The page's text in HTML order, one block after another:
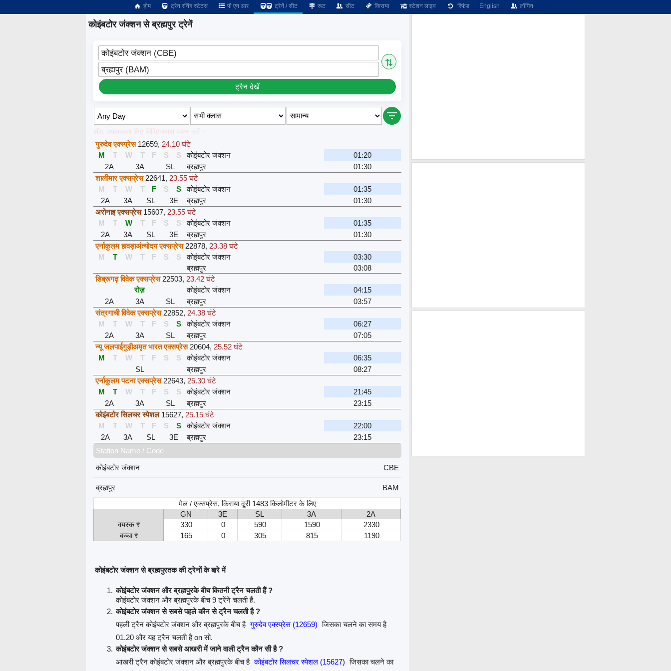
होम ट्रेन रनिंग स्टेटस पी एन आर ट्रेनें / सीट रूट सीट किराया स्टेशन लाइव रिफंड English लॉगिन
कोइंबटोर जंक्शन से ब्रह्मपुर ट्रेनें
कोइंबटोर जंक्शन (CBE)
⇅
ब्रह्मपुर (BAM)
ट्रैन देखें
सीट उपलब्धता लिए तिथि/क्लास चयन करें ↑
गुरुदेव एक्स्प्रेस 12659, 24.10 घंटे
M
T W T F S S कोइंबटोर जंक्शन
01:20
2A
3A SL ब्रह्मपुर
01:30
शालीमार एक्सप्रेस 22641, 23.55 घंटे
M
T W T F S S कोइंबटोर जंक्शन
01:35
2A
3A SL 3E ब्रह्मपुर
01:30
अरोनाइ एक्सप्रेस 15607, 23.55 घंटे
M
T W T F S S कोइंबटोर जंक्शन
01:35
2A
3A SL 3E ब्रह्मपुर
01:30
एर्नाकुलम हावड़ाअंत्योदय एक्सप्रेस 22878, 23.38 घंटे
M
T W T F S S कोइंबटोर जंक्शन
03:30
ब्रह्मपुर
03:08
डिब्रूगढ़ विवेक एक्सप्रेस 22503, 23.42 घंटे
रोज़
कोइंबटोर जंक्शन
04:15
2A
3A SL ब्रह्मपुर
03:57
संत्रगाची विवेक एक्सप्रेस 22852, 24.38 घंटे
M
T W T F S S कोइंबटोर जंक्शन
06:27
2A
3A SL ब्रह्मपुर
07:05
न्यू जलपाईगुड़ीअमृत भारत एक्सप्रेस 20604, 25.52 घंटे
M
T W T F S S कोइंबटोर जंक्शन
06:35
SL
ब्रह्मपुर
08:27
एर्नाकुलम पटना एक्सप्रेस 22643, 25.30 घंटे
M
T W T F S S कोइंबटोर जंक्शन
21:45
2A
3A SL ब्रह्मपुर
23:15
कोइंबटोर सिलचर स्पेशल 15627, 25.15 घंटे
M
T W T F S S कोइंबटोर जंक्शन
22:00
2A
3A SL 3E ब्रह्मपुर
23:15
Station Name / Code
कोइंबटोर जंक्शन
CBE
ब्रह्मपुर
BAM
मेल / एक्सप्रेस, किराया दूरी 1483 किलोमीटर के लिए
GN
3E SL 3A
2A
वयस्क ₹
330 0 590 1590
2330
बच्चा ₹
165 0 305 815 1190
कोइंबटोर जंक्शन से ब्रह्मपुरतक की ट्रेनों के बारे में
कोइंबटोर जंक्शन और ब्रह्मपुरके बीच कितनी ट्रैन चलती हैं ?
कोइंबटोर जंक्शन और ब्रह्मपुरके बीच 9 ट्रेंने चलती हैं.
कोइंबटोर जंक्शन से सबसे पहले कौन से ट्रैन चलती है ?
पहली ट्रैन कोइंबटोर जंक्शन और ब्रह्मपुरके बीच है गुरुदेव एक्स्प्रेस (12659) जिसका चलने का समय है
01.20 और यह ट्रैन चलती है on सो.
कोइंबटोर जंक्शन से सबसे आखरी में जाने वाली ट्रैन कौन सी है ?
आखरी ट्रैन कोइंबटोर जंक्शन और ब्रह्मपुरके बीच है कोइंबटोर सिलचर स्पेशल (15627) जिसका चलने का